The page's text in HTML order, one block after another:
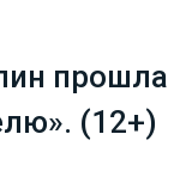
прошла
(12+)